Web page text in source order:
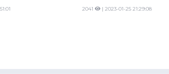
2041 | 2023-01-25 21:29:08